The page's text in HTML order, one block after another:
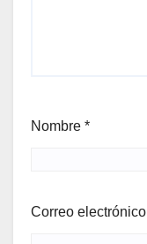
Nombre *
Correo electrónico